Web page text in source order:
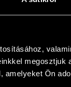
megosztjuk
amelyeket Ön